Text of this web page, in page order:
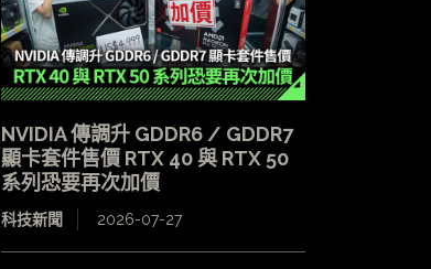
NVIDIA 傳調升 GDDR6 / GDDR7
顯卡套件售價 RTX 40 與 RTX 50
系列恐要再次加價
科技新聞 2026-07-27